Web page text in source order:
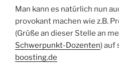
Man kann es natürlich nun
provokant machen wie z.B.
(Grüße an dieser Stelle an
Schwerpunkt-Dozenten) auf
boosting.de